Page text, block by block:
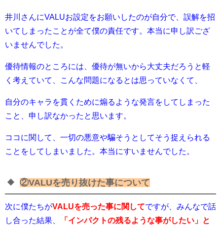
井川さんにVALUお設定をお願いしたのが自分で、誤解を招
いてしまったことが全て僕の責任です。本当に申し訳ござ
いませんでした。
優待情報のところには、優待が無いから大丈夫だろうと軽
く考えていて、こんな問題になるとは思っていなくて、
自分のキャラを貫くために煽るような発言をしてしまった
こと、申し訳なかったと思います。
ココに関して、一切の悪意や騙そうとしてそう捉えられる
ことをしてしまいました。本当にすいませんでした。
②VALUを売り抜けた事について
次に僕たちがVALUを売った事に関してですが、みんなで話
し合った結果、
「 インパクトの残るような事がしたい 」と